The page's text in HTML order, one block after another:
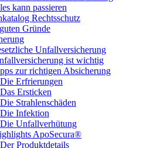
kann passieren
Rechtsschutz
Gründe
Unfallversicherung
ist wichtig
zur richtigen Absicherung
Die Erfrierungen
Das Ersticken
Die Strahlenschäden
Die Infektion
Die Unfallverhütung
ApoSecura®
Der Produktdetails